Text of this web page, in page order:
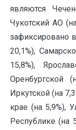
являются
Чукотский АО
зафиксировано
20,1%),
15,8%),
Оренбургской
Иркутской (на
крае (на 5,9%),
Республике (на